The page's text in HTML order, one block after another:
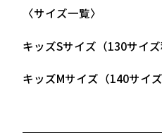
〈サイズ一覧〉
キッズSサイズ（130サイズ
キッズMサイズ（140サイズ